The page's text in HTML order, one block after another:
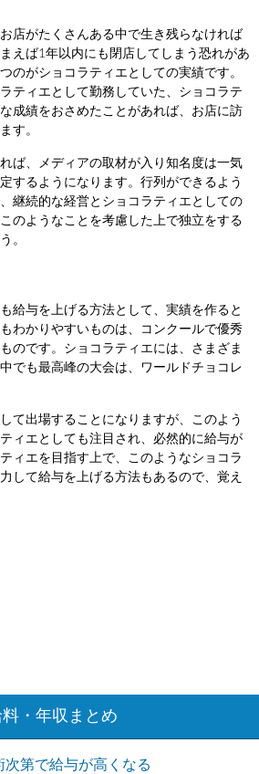
店がたくさんある中で生き残らなければ
えば1年以内にも閉店してしまう恐れがあ
のがショコラティエとしての実績です。
ティエとして勤務していた、ショコラテ
成績をおさめたことがあれば、お店に訪
す。
ば、メディアの取材が入り知名度は一気
するようになります。行列ができるよう
継続的な経営とショコラティエとしての
のようなことを考慮した上で独立をする
。
給与を上げる方法として、実績を作ると
わかりやすいものは、コンクールで優秀
のです。ショコラティエには、さまざま
でも最高峰の大会は、ワールドチョコレ
て出場することになりますが、このよう
ィエとしても注目され、必然的に給与が
ィエを目指す上で、このようなショコラ
して給与を上げる方法もあるので、覚え
・年収まとめ
第で給与が高くなる